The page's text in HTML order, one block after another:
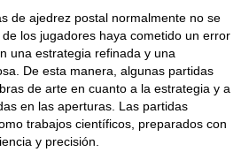
de ajedrez postal normalmente no se
los jugadores haya cometido un error
una estrategia refinada y una
De esta manera, algunas partidas
de arte en cuanto a la estrategia y a
en las aperturas. Las partidas
trabajos científicos, preparados con
y precisión.